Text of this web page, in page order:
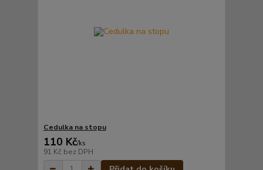
Cedulka na stopu
110 Kč/ks
91 Kč bez DPH